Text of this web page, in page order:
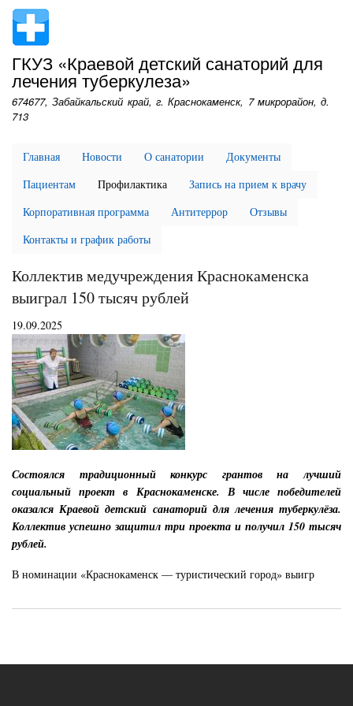
содержанию
ГКУЗ «Краевой детский санаторий для
лечения туберкулеза»
674677, Забайкальский край, г. Краснокаменск, 7 микрорайон, д.
713
Главная Новости О санатории
Документы
Пациентам
Профилактика
Запись на прием к врачу
Корпоративная программа
Антитеррор
Отзывы
Контакты и график работы
Коллектив медучреждения Краснокаменска
выиграл 150 тысяч рублей
19.09.2025
Состоялся традиционный конкурс грантов на лучший
социальный проект в Краснокаменске. В числе победителей
оказался Краевой детский санаторий для лечения туберкулёза.
Коллектив успешно защитил три проекта и получил 150 тысяч
рублей.
В номинации «Краснокаменск — туристический город» выигр